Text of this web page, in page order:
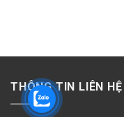
THÔNG TIN LIÊN HỆ